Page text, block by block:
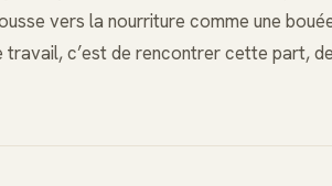
vers la nourriture comme une
travail, c’est de rencontrer cette part,